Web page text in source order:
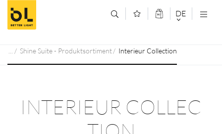
Zum Inhalt springen (Alt+0)
Zum Hauptmenü springen (Alt+1) DE
DEUTSCH
Shine Suite - Produktsortiment Interieur Collection
INTERIEUR COLLEC